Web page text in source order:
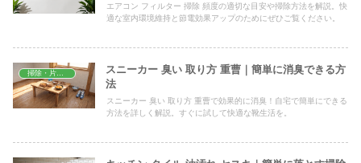
エアコン フィルター 掃除 頻度の適切な目安や掃除方法を解説。快
適な室内環境維持と節電効果アップのためにぜひご覧ください。
スニーカー 臭い 取り方 重曹｜簡単に消臭できる方
法
スニーカー 臭い 取り方 重曹で効果的に消臭！自宅で簡単にできる
方法を詳しく解説。すぐに試して快適な靴生活を。